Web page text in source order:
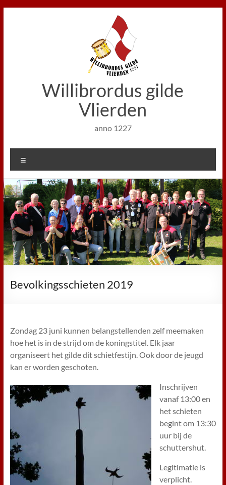
Willibrordus gilde
Vlierden
anno 1227
Bevolkingsschieten 2019
Zondag 23 juni kunnen belangstellenden zelf meemaken
hoe het is in de strijd om de koningstitel. Elk jaar
organiseert het gilde dit schietfestijn. Ook door de jeugd
kan er worden geschoten.
Inschrijven
vanaf 13:00 en
het schieten
begint om 13:30
uur bij de
schuttershut.
Legitimatie is
verplicht.